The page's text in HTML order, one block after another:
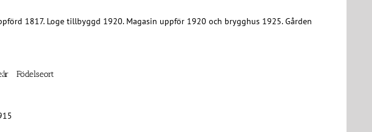
1817. Loge tillbyggd 1920. Magasin uppför 1920 och brygghus 1925. Gården
Födelseort